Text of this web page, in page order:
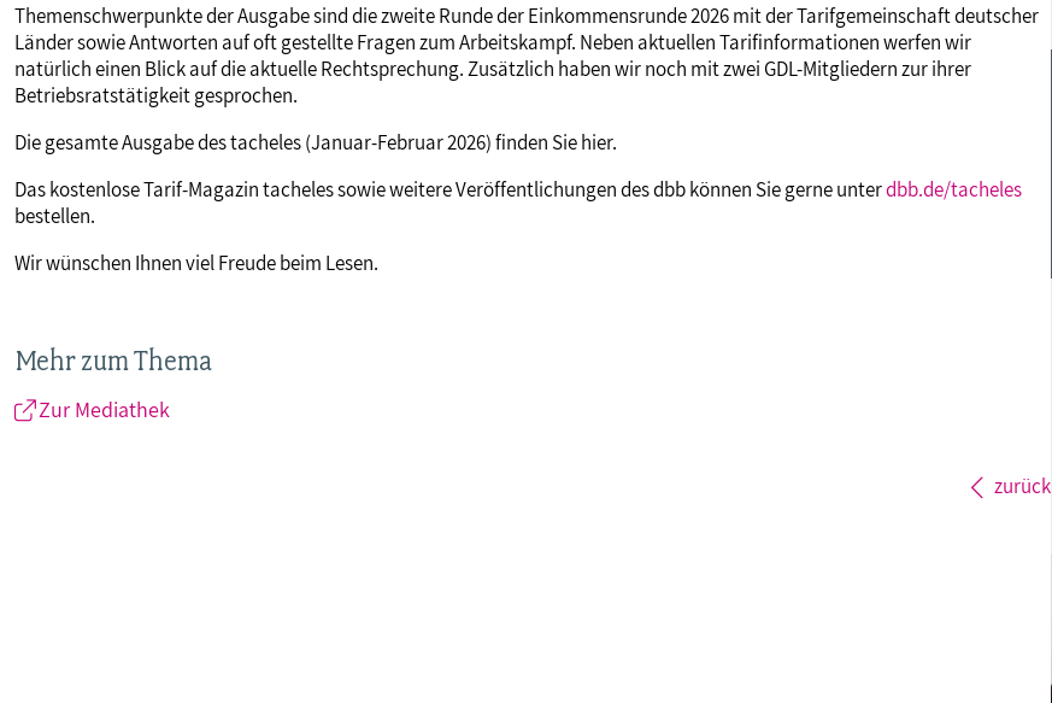
Themenschwerpunkte der Ausgabe sind die zweite Runde der Einkommensrunde 2026 mit der Tarifgemeinschaft deutscher
Länder sowie Antworten auf oft gestellte Fragen zum Arbeitskampf. Neben aktuellen Tarifinformationen werfen wir
natürlich einen Blick auf die aktuelle Rechtsprechung. Zusätzlich haben wir noch mit zwei GDL-Mitgliedern zur ihrer
Betriebsratstätigkeit gesprochen.
Die gesamte Ausgabe des tacheles (Januar-Februar 2026) finden Sie hier.
Das kostenlose Tarif-Magazin tacheles sowie weitere Veröffentlichungen des dbb können Sie gerne unterdbb.de/tacheles
bestellen.
Wir wünschen Ihnen viel Freude beim Lesen.
Mehr zum Thema
Zur Mediathek
zurück